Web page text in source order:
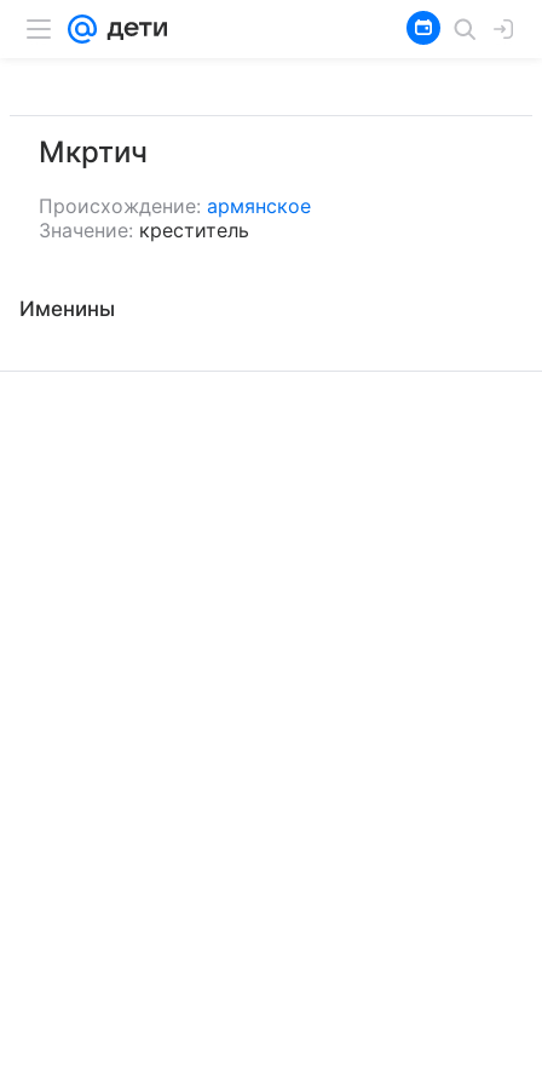
Мкртич
Происхождение: армянское
Значение: креститель
Именины